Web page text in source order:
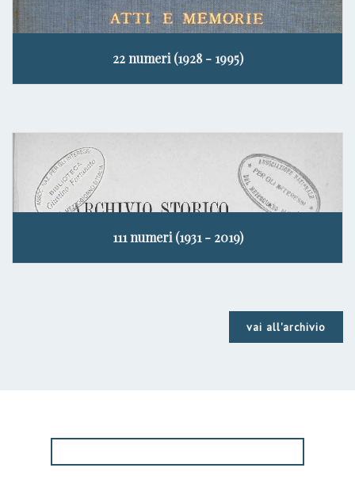
22 numeri (1928 - 1995)
111 numeri (1931 - 2019)
vai all'archivio